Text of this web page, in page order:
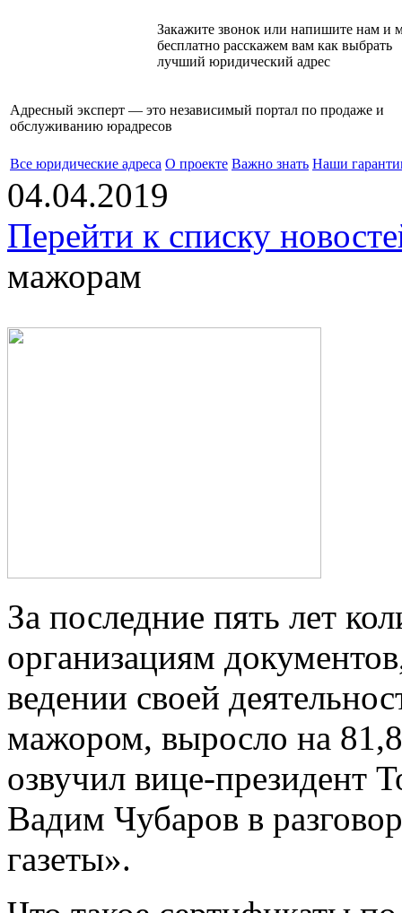
Закажите звонок или напишите нам и
бесплатно расскажем вам как выбрать
лучший юридический адрес
Адресный эксперт — это независимый портал по продаже и
обслуживанию юрадресов
Все юридические адреса О проекте Важно знать Наши
04.04.2019
Перейти к списку
мажорам
За последние пять лет
организациям
ведении своей
мажором, выросло на
озвучил вице-президент
Вадим Чубаров в
газеты».